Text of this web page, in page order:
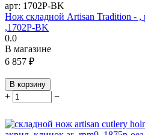
арт: 1702P-BK
Нож складной Artisan Tradition - ,
,1702P-BK
0.0
В магазине
6 857 ₽
В корзину
+ −